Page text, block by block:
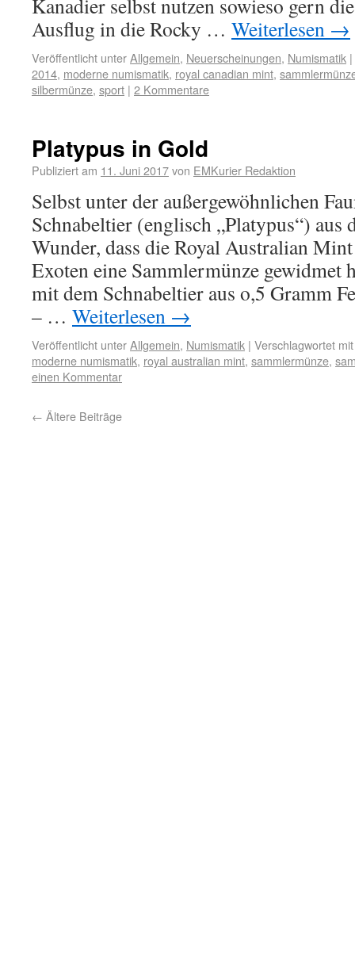
Kanadier selbst nutzen sowieso gern
Ausflug in die Rocky … Weiterlesen →
Veröffentlicht unterAllgemein, Neuerscheinungen, Numismatik |
2014, moderne numismatik, royal canadian mint,
silbermünze, sport | 2 Kommentare
Platypus in Gold
Publiziert am 11. Juni 2017von EMKurier Redaktion
Selbst unter der außergewöhnlichen
Schnabeltier (englisch „Platypus“) aus
Wunder, dass die Royal Australian
Exoten eine Sammlermünze gewidmet
mit dem Schnabeltier aus o,5 Gramm
– … Weiterlesen →
Veröffentlicht unterAllgemein, Numismatik | Verschlagwortet mit
moderne numismatik, royal australian mint, sammlermünze,
einen Kommentar
← Ältere Beiträge